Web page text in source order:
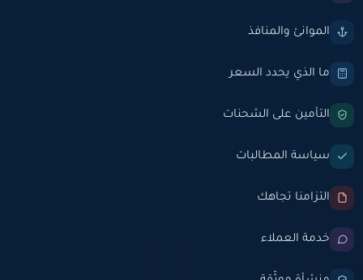
الموانئ والمنافذ
ما الذي يحدد السعر
التأمين على الشحنات
سياسة المطالبات
التزامنا تجاهك
خدمة العملاء